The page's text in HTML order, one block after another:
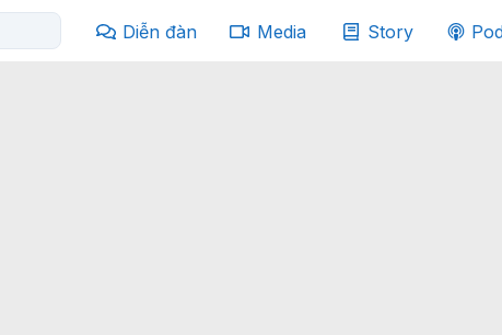
Diễn đàn Media Story